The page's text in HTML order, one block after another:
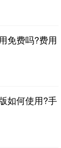
免费吗?费用
如何使用?手